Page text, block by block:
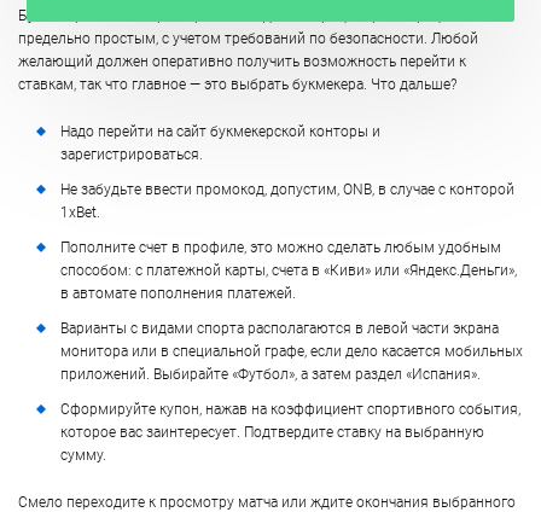
Букмекерские конторы стремятся сделать процесс регистрации
предельно простым, с учетом требований по безопасности. Любой
желающий должен оперативно получить возможность перейти к
ставкам, так что главное — это выбрать букмекера. Что дальше?
Надо перейти на сайт букмекерской конторы и
зарегистрироваться.
Не забудьте ввести промокод, допустим, ONB, в случае с конторой
1xBet.
Пополните счет в профиле, это можно сделать любым удобным
способом: с платежной карты, счета в «Киви» или «Яндекс.Деньги»,
в автомате пополнения платежей.
Варианты с видами спорта располагаются в левой части экрана
монитора или в специальной графе, если дело касается мобильных
приложений. Выбирайте «Футбол», а затем раздел «Испания».
Сформируйте купон, нажав на коэффициент спортивного события,
которое вас заинтересует. Подтвердите ставку на выбранную
сумму.
Смело переходите к просмотру матча или ждите окончания выбранного